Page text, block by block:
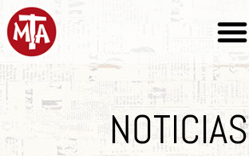
NOTICIAS